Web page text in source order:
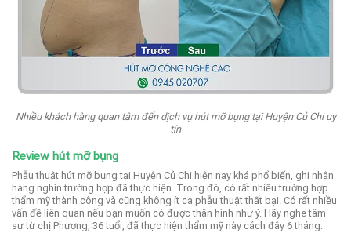
Nhiều khách hàng quan tâm đến dịch vụ hút mỡ bụng tại Huyện Củ Chi uy
tín
Review hút mỡ bụng
Phẫu thuật hút mỡ bụng tại Huyện Củ Chi hiện nay khá phổ biến, ghi nhận
hàng nghìn trường hợp đã thực hiện. Trong đó, có rất nhiều trường hợp
thẩm mỹ thành công và cũng không ít ca phẫu thuật thất bại. Có rất nhiều
vấn đề liên quan nếu bạn muốn có được thân hình như ý. Hãy nghe tâm
sự từ chị Phương, 36 tuổi, đã thực hiện thẩm mỹ này cách đây 6 tháng: